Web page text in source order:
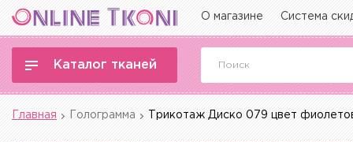
О магазине Система
Каталог тканей
Главная Голограмма Трикотаж Диско 079 цвет